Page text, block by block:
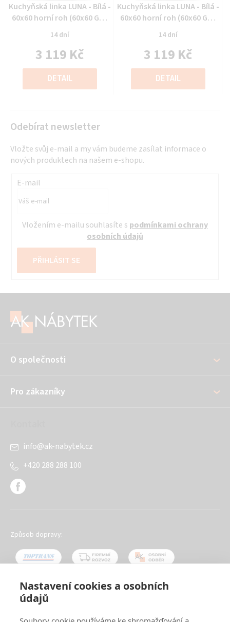
Nastavení cookies a osobních
údajů
Průměrné
hodnocení
produktu
je
0,0
z
5
Kuchyňská linka LUNA - Bílá -
60x60 horní roh (60x60 GN-
90 1F(45°))
14 dní
3 119 Kč
Měrná
cena:
DETAIL
Průměrné
hodnocení
produktu
je
0,0
z
5
Kuchyňská linka LUNA - Bílá -
60x60 horní roh (60x60 GN-
90 1F(45°))
14 dní
3 119 Kč
Měrná
cena:
DETAIL
Odebírat newsletter
Vložte svůj e-mail a my vám budeme zasílat informace o
nových produktech na našem e-shopu.
E-mail
Vložením e-mailu souhlasíte s podmínkami ochrany
osobních údajů
PŘIHLÁSIT SE
O společnosti
Pro zákazníky
info@ak-nabytek.cz
+420 288 288 100
Způsob dopravy: